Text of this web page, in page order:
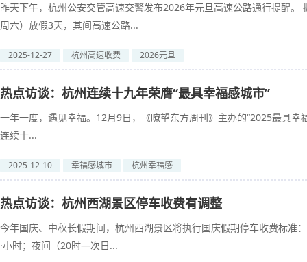
昨天下午，杭州公安交管高速交警发布2026年元旦高速公路通行提醒
周六）放假3天，其间高速公路...
2025-12-27 杭州高速收费 2026元旦
热点访谈：杭州连续十九年荣膺“最具幸福感城市”
一年一度，遇见幸福。12月9日，《瞭望东方周刊》主办的“2025最具
连续十...
2025-12-10 幸福感城市 杭州幸福感
热点访谈：杭州西湖景区停车收费有调整
今年国庆、中秋长假期间，杭州西湖景区将执行国庆假期停车收费标
·小时；夜间（20时—次日...